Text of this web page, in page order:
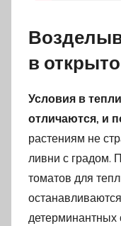
в
Условия в
отличаются, и
растениям не
ливни с градом.
томатов для
детерминантных